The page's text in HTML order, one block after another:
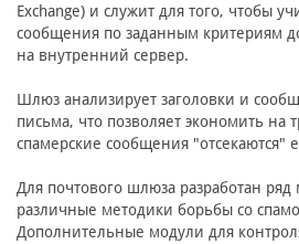
Exchange) и служит для того, чтобы
сообщения по заданным критериям
на внутренний сервер.
Шлюз анализирует заголовки и
письма, что позволяет экономить на
спамерские сообщения "отсекаются"
Для почтового шлюза разработан
различные методики борьбы со
Дополнительные модули для